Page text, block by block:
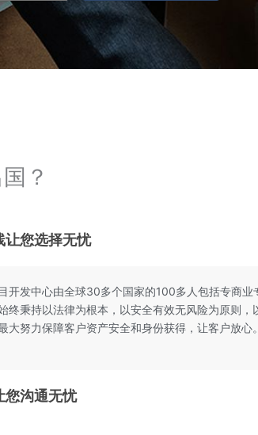
？
让您选择无忧
开发中心由全球30多个国家的100多人包括专商业
终秉持以法律为根本，以安全有效无风险为原则，
大努力保障客户资产安全和身份获得，让客户放心。
您沟通无忧